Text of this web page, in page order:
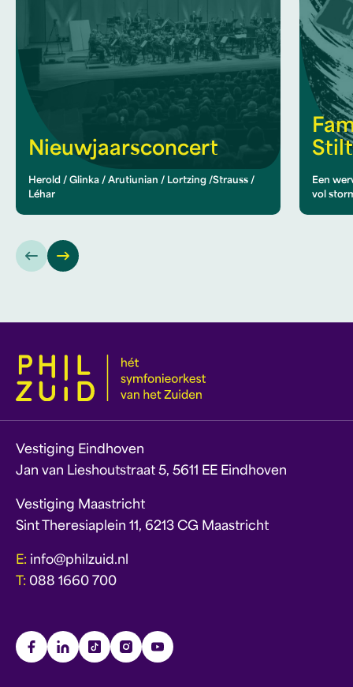
Nieuwjaarsconcert
Herold / Glinka / Arutiunian / Lortzing /Strauss /
Léhar
Een
vol
Vestiging Eindhoven
Jan van Lieshoutstraat 5, 5611 EE Eindhoven
Vestiging Maastricht
Sint Theresiaplein 11, 6213 CG Maastricht
E: info@philzuid.nl
T: 088 1660 700